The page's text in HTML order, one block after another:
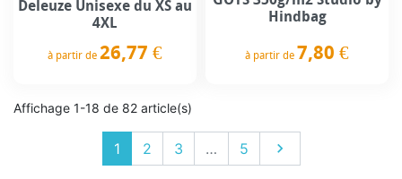
Deleuze Unisexe du XS au
4XL
à partir de 26,77 €
Hindbag
à partir de 7,80 €
Affichage 1-18 de 82 article(s)
1 2 3 … 5 Suivant
